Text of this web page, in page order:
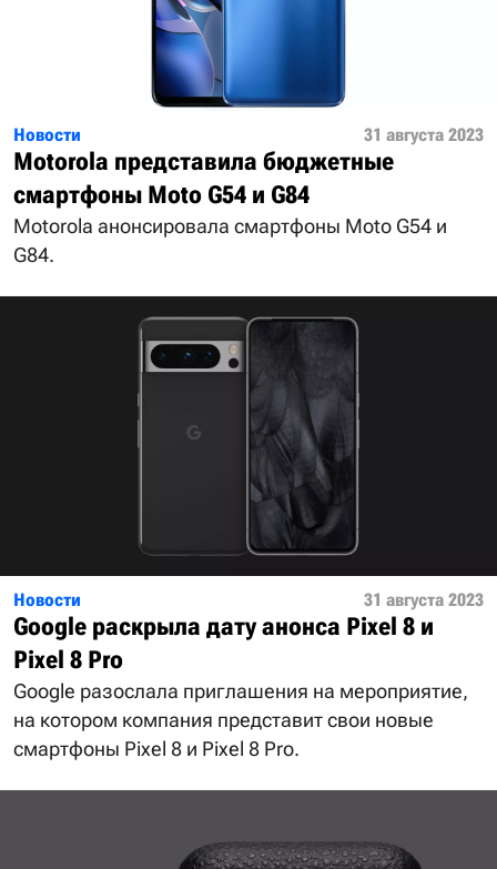
Новости 31 августа 2023
Motorola представила бюджетные
смартфоны Moto G54 и G84
Motorola анонсировала смартфоны Moto G54 и
G84.
Новости 31 августа 2023
Google раскрыла дату анонса Pixel 8 и
Pixel 8 Pro
Google разослала приглашения на мероприятие,
на котором компания представит свои новые
смартфоны Pixel 8 и Pixel 8 Pro.